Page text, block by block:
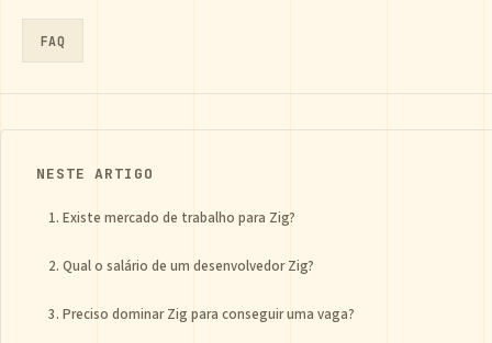
FAQ
NESTE ARTIGO
1. Existe mercado de trabalho para Zig?
2. Qual o salário de um desenvolvedor Zig?
3. Preciso dominar Zig para conseguir uma vaga?